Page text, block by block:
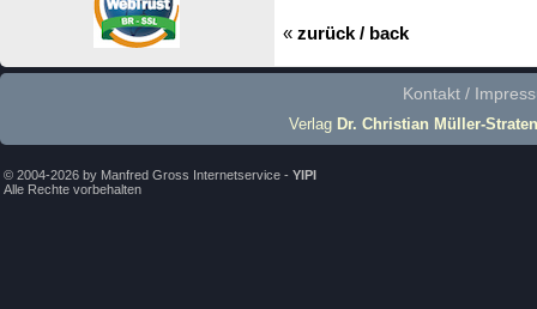
« zurück / back
Kontakt /
Verlag Dr. Christian Müller-Straten
© 2004-2026 by Manfred Gross Internetservice - YIPI
Alle Rechte vorbehalten